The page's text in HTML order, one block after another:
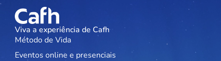
Viva a experiência de Cafh
Método de Vida
Eventos online e presenciais